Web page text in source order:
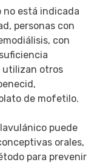
no está indicada
personas con
con
utilizan otros
de mofetilo.
puede
orales,
para prevenir